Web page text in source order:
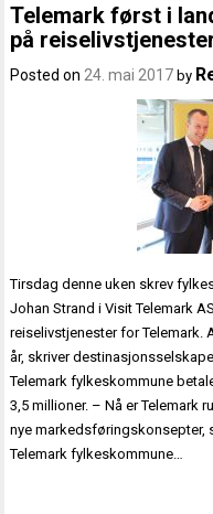
Telemark først i
på
Posted on 24. mai 2017 by
Tirsdag denne uken skrev
Johan Strand i Visit Telemark
reiselivstjenester for Telemark.
år, skriver
Telemark fylkeskommune
3,5 millioner. – Nå er Telemark
nye markedsføringskonsepter,
Telemark fylkeskommune…